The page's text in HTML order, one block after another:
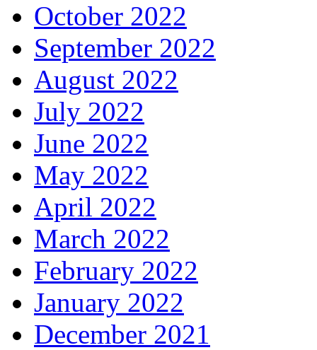
October 2022
September 2022
August 2022
July 2022
June 2022
May 2022
April 2022
March 2022
February 2022
January 2022
December 2021